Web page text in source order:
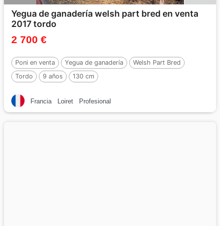
Yegua de ganadería welsh part bred en venta
2017 tordo
2 700 €
Poni en venta Yegua de ganadería
Welsh Part Bred
Tordo
9 años 130 cm
Francia Loiret Profesional